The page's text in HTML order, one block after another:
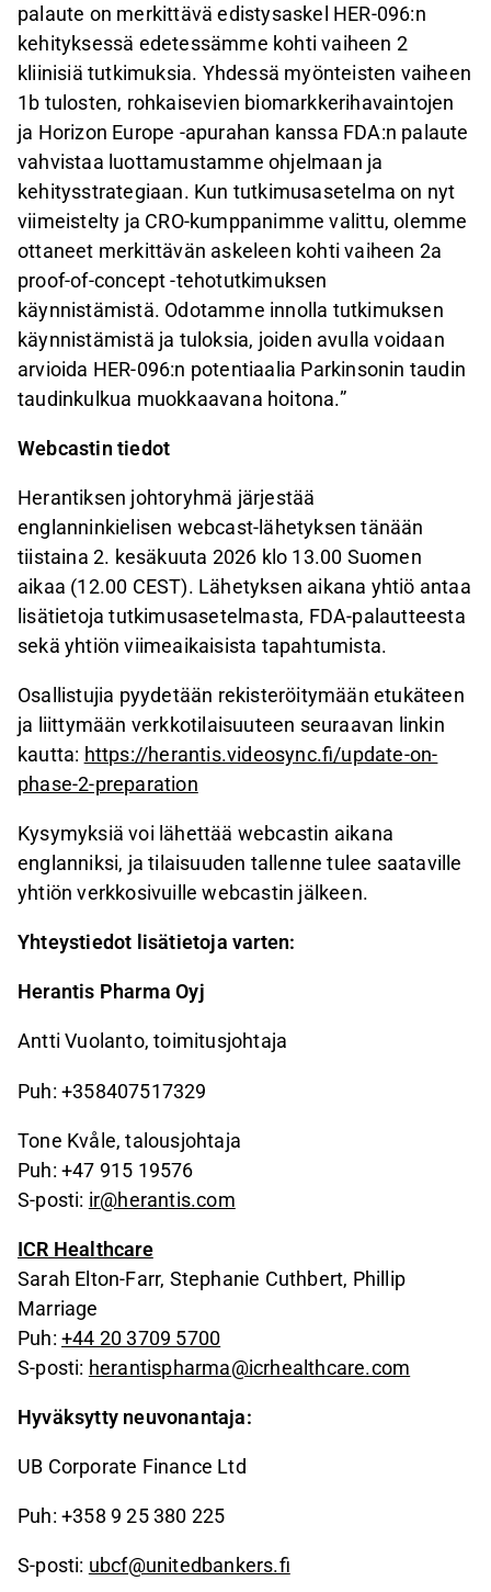
palaute on merkittävä edistysaskel HER-096:n
kehityksessä edetessämme kohti vaiheen 2
kliinisiä tutkimuksia. Yhdessä myönteisten vaiheen
1b tulosten, rohkaisevien biomarkkerihavaintojen
ja Horizon Europe -apurahan kanssa FDA:n palaute
vahvistaa luottamustamme ohjelmaan ja
kehitysstrategiaan. Kun tutkimusasetelma on nyt
viimeistelty ja CRO-kumppanimme valittu, olemme
ottaneet merkittävän askeleen kohti vaiheen 2a
proof-of-concept -tehotutkimuksen
käynnistämistä. Odotamme innolla tutkimuksen
käynnistämistä ja tuloksia, joiden avulla voidaan
arvioida HER-096:n potentiaalia Parkinsonin taudin
taudinkulkua muokkaavana hoitona.”
Webcastin tiedot
Herantiksen johtoryhmä järjestää
englanninkielisen webcast-lähetyksen tänään
tiistaina 2. kesäkuuta 2026 klo 13.00 Suomen
aikaa (12.00 CEST). Lähetyksen aikana yhtiö antaa
lisätietoja tutkimusasetelmasta, FDA-palautteesta
sekä yhtiön viimeaikaisista tapahtumista.
Osallistujia pyydetään rekisteröitymään etukäteen
ja liittymään verkkotilaisuuteen seuraavan linkin
kautta: https://herantis.videosync.fi/update-on-
phase-2-preparation
Kysymyksiä voi lähettää webcastin aikana
englanniksi, ja tilaisuuden tallenne tulee saataville
yhtiön verkkosivuille webcastin jälkeen.
Yhteystiedot lisätietoja varten:
Herantis Pharma Oyj
Antti Vuolanto, toimitusjohtaja
Puh: +358407517329
Tone Kvåle, talousjohtaja
Puh: +47 915 19576
S-posti: ir@herantis.com
ICR Healthcare
Sarah Elton-Farr, Stephanie Cuthbert, Phillip
Marriage
Puh: +44 20 3709 5700
S-posti: herantispharma@icrhealthcare.com
Hyväksytty neuvonantaja:
UB Corporate Finance Ltd
Puh: +358 9 25 380 225
S-posti: ubcf@unitedbankers.fi